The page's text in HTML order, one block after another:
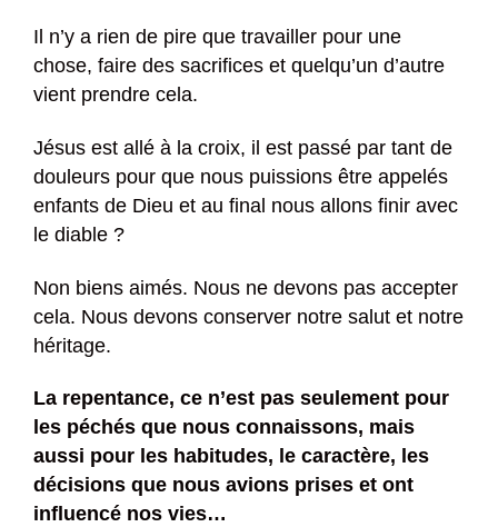
Il n’y a rien de pire que travailler pour une
chose, faire des sacrifices et quelqu’un d’autre
vient prendre cela.
Jésus est allé à la croix, il est passé par tant de
douleurs pour que nous puissions être appelés
enfants de Dieu et au final nous allons finir avec
le diable ?
Non biens aimés. Nous ne devons pas accepter
cela. Nous devons conserver notre salut et notre
héritage.
La repentance, ce n’est pas seulement pour
les péchés que nous connaissons, mais
aussi pour les habitudes, le caractère, les
décisions que nous avions prises et ont
influencé nos vies…